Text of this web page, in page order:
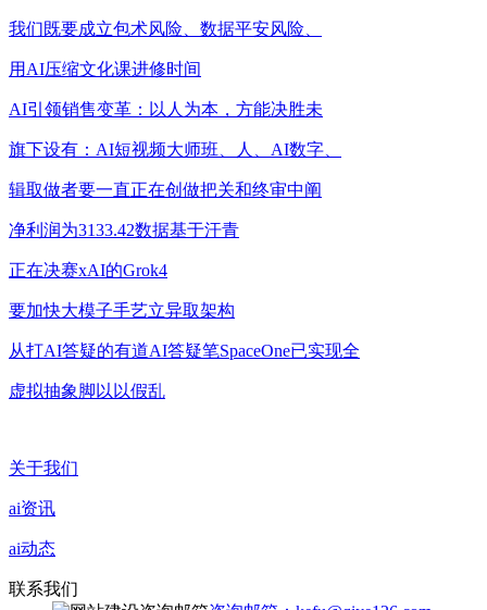
我们既要成立包术风险、数据平安风险、
用AI压缩文化课进修时间
AI引领销售变革：以人为本，方能决胜未
旗下设有：AI短视频大师班、人、AI数字、
辑取做者要一直正在创做把关和终审中阐
净利润为3133.42数据基于汗青
正在决赛xAI的Grok4
要加快大模子手艺立异取架构
从打AI答疑的有道AI答疑笔SpaceOne已实现全
虚拟抽象脚以以假乱
关于我们
ai资讯
ai动态
联系我们